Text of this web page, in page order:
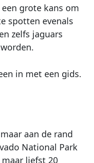
grote kans om
spotten evenals
zelfs jaguars
in met een gids.
aan de rand
National Park
liefst 20